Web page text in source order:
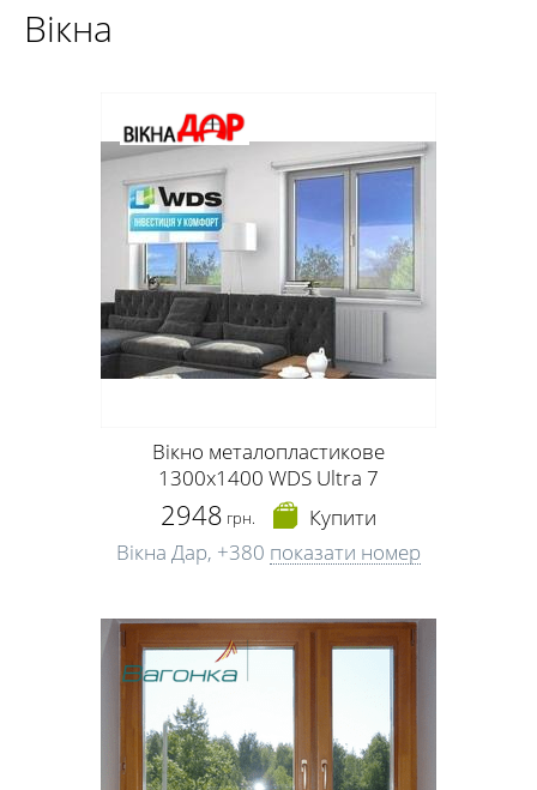
Вікна
Вікно металопластикове
1300х1400 WDS Ultra 7
2948 грн.
Купити
Вікна Дар, +380 показати номер